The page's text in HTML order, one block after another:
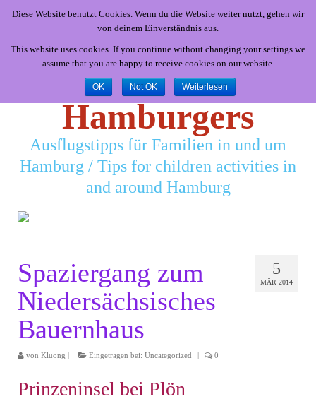
Little
Hamburgers
Ausflugstipps für Familien in und um
Hamburg / Tips for children activities in
and around Hamburg
5
MÄR 2014
Spaziergang zum
Niedersächsisches
Bauernhaus
von Kluong | Eingetragen bei: Uncategorized | 0
Prinzeninsel bei Plön
Diese Website benutzt Cookies. Wenn du die Website weiter nutzt, gehen wir
von deinem Einverständnis aus.
This website uses cookies. If you continue without changing your settings we
assume that you are happy to receive cookies on our website.
OK Not OK Weiterlesen